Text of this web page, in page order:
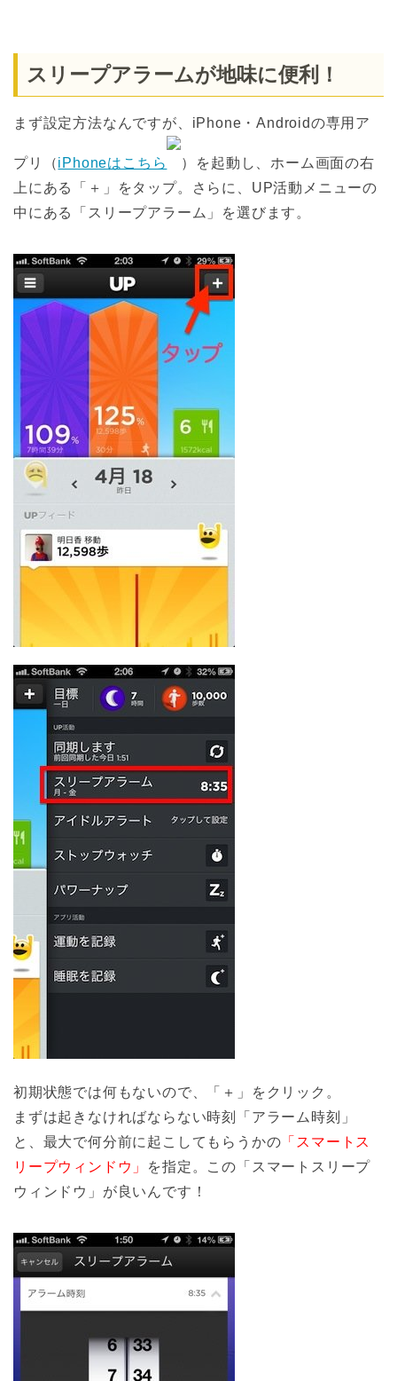
スリープアラームが地味に便利！
まず設定方法なんですが、iPhone・Androidの専用ア
プリ（iPhoneはこちら
）を起動し、ホーム画面の右
上にある「＋」をタップ。さらに、UP活動メニューの
中にある「スリープアラーム」を選びます。
初期状態では何もないので、「＋」をクリック。
まずは起きなければならない時刻「アラーム時刻」
と、最大で何分前に起こしてもらうかの 「スマートス
リープウィンドウ」
を指定。この「スマートスリープ
ウィンドウ」が良いんです！